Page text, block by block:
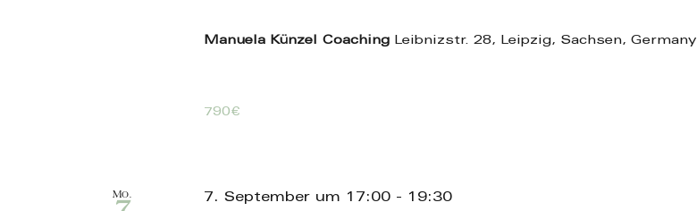
Manuela Künzel Coaching Leibnizstr. 28, Leipzig, Sachsen, Germany
790€
Mo. 7. September um 17:00- 19:30